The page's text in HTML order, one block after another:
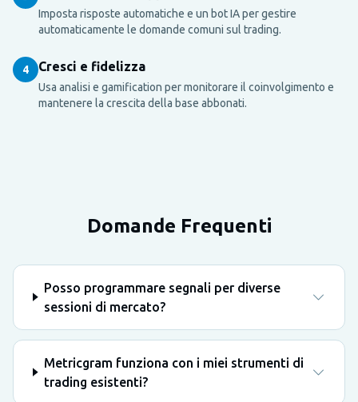
Imposta risposte automatiche e un bot IA per gestire
automaticamente le domande comuni sul trading.
4 Cresci e fidelizza
Usa analisi e gamification per monitorare il coinvolgimento e
mantenere la crescita della base abbonati.
Domande Frequenti
Posso programmare segnali per diverse
sessioni di mercato?
Metricgram funziona con i miei strumenti di
trading esistenti?